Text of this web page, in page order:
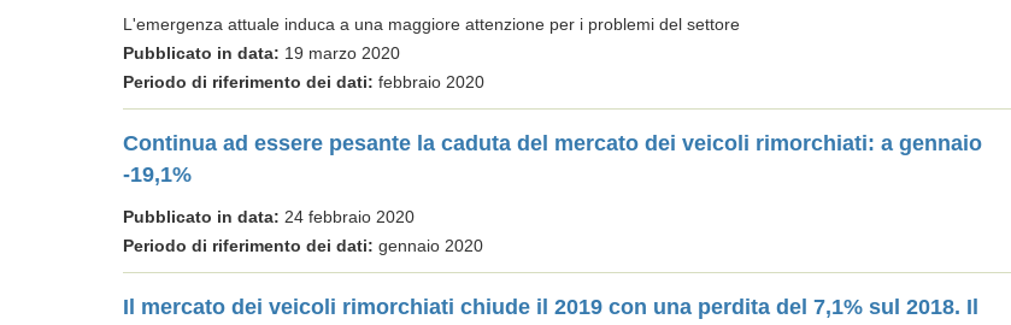
L'emergenza attuale induca a una maggiore attenzione per i problemi del settore
Pubblicato in data: 19 marzo 2020
Periodo di riferimento dei dati: febbraio 2020
Continua ad essere pesante la caduta del mercato dei veicoli rimorchiati: a gennaio
-19,1%
Pubblicato in data: 24 febbraio 2020
Periodo di riferimento dei dati: gennaio 2020
Il mercato dei veicoli rimorchiati chiude il 2019 con una perdita del 7,1% sul 2018. Il